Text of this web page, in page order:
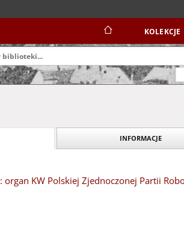
KOLEKCJE
INFORMACJE
organ KW Polskiej Zjednoczonej Partii